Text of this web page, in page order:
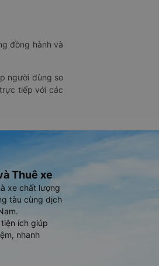
đồng hành và
người dùng so
tiếp với các
Thuê xe
xe chất lượng
tàu cùng dịch
ích giúp
nhanh